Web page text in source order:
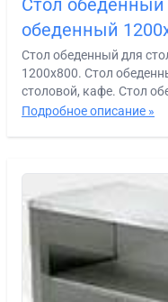
Стол обеденный
обеденный
Стол обеденный для
1200х800. Стол
столовой, кафе. Стол
Подробное описание »